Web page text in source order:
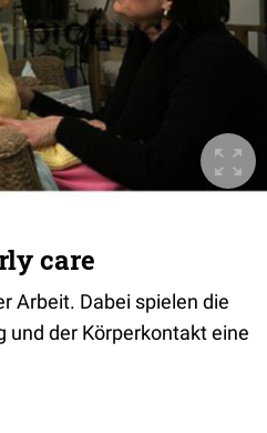
care
Arbeit. Dabei spielen die
der Körperkontakt eine